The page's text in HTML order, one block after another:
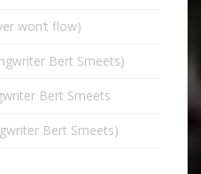
won’t flow)
Bert Smeets)
Bert Smeets
Bert Smeets)